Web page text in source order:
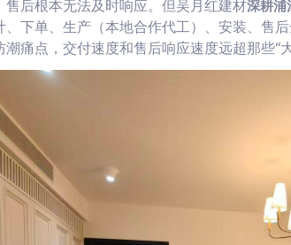
售后根本无法及时响应。但吴月红建材深耕浦
、下单、生产（本地合作代工）、安装、售
痛点，交付速度和售后响应速度远超那些“大